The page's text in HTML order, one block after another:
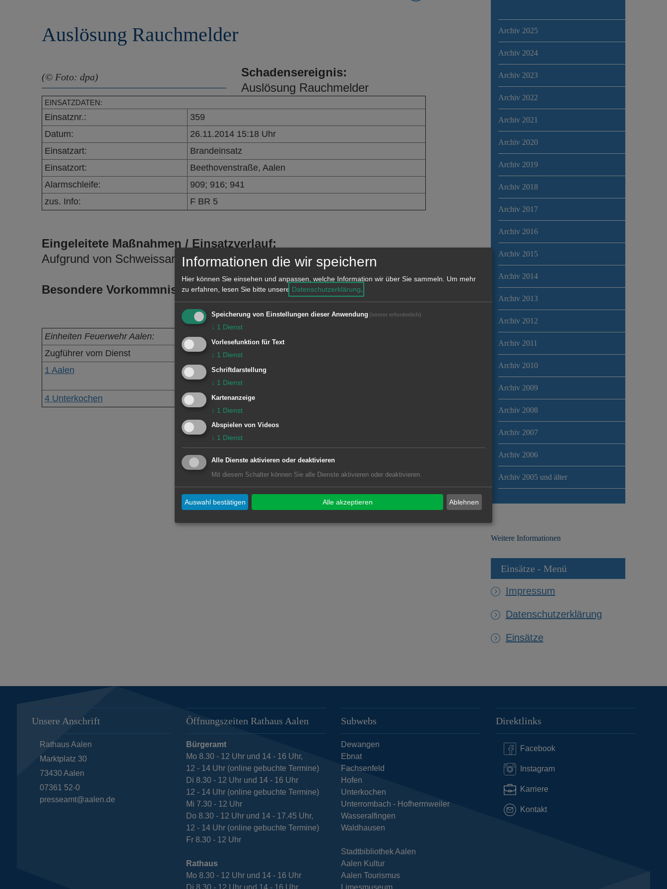
Auslösung Rauchmelder
(© Foto: dpa)
Schadensereignis:
Auslösung Rauchmelder
EINSATZDATEN:
Einsatznr.:
359
Datum:
26.11.2014 15:18 Uhr
Einsatzart:
Brandeinsatz
Einsatzort:
Beethovenstraße, Aalen
Alarmschleife:
909; 916; 941
zus. Info:
F BR 5
Eingeleitete Maßnahmen / Einsatzverlauf:
Aufgrund von Schweissarbeiten löste ein Rauchmelder aus.
Besondere Vorkommnisse:
Einheiten Feuerwehr Aalen:
Zugführer vom Dienst
1 Aalen
4 Unterkochen
Archiv 2025
Archiv 2024
Archiv 2023
Archiv 2022
Archiv 2021
Archiv 2020
Archiv 2019
Archiv 2018
Archiv 2017
Archiv 2016
Archiv 2015
Archiv 2014
Archiv 2013
Archiv 2012
Archiv 2011
Archiv 2010
Archiv 2009
Archiv 2008
Archiv 2007
Archiv 2006
Archiv 2005 und älter
Weitere Informationen
Einsätze - Menü
Impressum
Datenschutzerklärung
Einsätze
Unsere Anschrift
Rathaus Aalen
Marktplatz 30
73430 Aalen
07361 52-0
presseamt@aalen.de
Öffnungszeiten Rathaus Aalen
Bürgeramt
Mo 8.30 - 12 Uhr und 14 - 16 Uhr,
12 - 14 Uhr (online gebuchte Termine)
Di 8.30 - 12 Uhr und 14 - 16 Uhr
12 - 14 Uhr (online gebuchte Termine)
Mi 7.30 - 12 Uhr
Do 8.30 - 12 Uhr und 14 - 17.45 Uhr,
12 - 14 Uhr (online gebuchte Termine)
Fr 8.30 - 12 Uhr
Rathaus
Mo 8.30 - 12 Uhr und 14 - 16 Uhr
Di 8.30 - 12 Uhr und 14 - 16 Uhr
Subwebs
Dewangen
Ebnat
Fachsenfeld
Hofen
Unterkochen
Unterrombach - Hofherrnweiler
Wasseralfingen
Waldhausen
Stadtbibliothek Aalen
Aalen Kultur
Aalen Tourismus
Limesmuseum
Direktlinks
Facebook
Instagram
Karriere
Kontakt
Informationen die wir speichern
Hier können Sie einsehen und anpassen, welche Information wir über Sie sammeln. Um mehr
zu erfahren, lesen Sie bitte unsere Datenschutzerklärung.
Speicherung von Einstellungen dieser Anwendung (immer erforderlich)
↓ 1 Dienst
Vorlesefunktion für Text
↓ 1 Dienst
Schriftdarstellung
↓ 1 Dienst
Kartenanzeige
↓ 1 Dienst
Abspielen von Videos
↓ 1 Dienst
Alle Dienste aktivieren oder deaktivieren
Mit diesem Schalter können Sie alle Dienste aktivieren oder deaktivieren.
Ablehnen
Auswahl bestätigen Alle akzeptieren